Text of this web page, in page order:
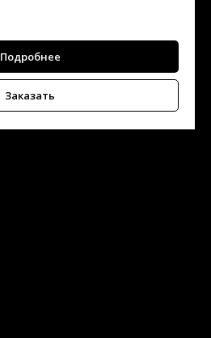
Подробнее
Заказать